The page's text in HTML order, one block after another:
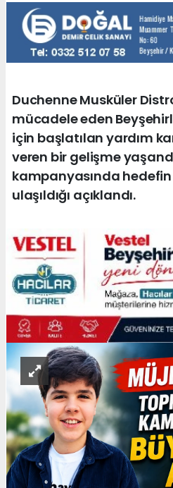
Duchenne Musküler
mücadele eden
için başlatılan yardım
veren bir gelişme
kampanyasında hedefin
ulaşıldığı açıklandı.